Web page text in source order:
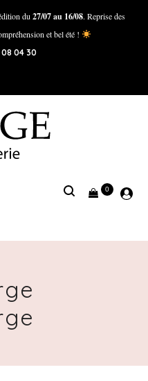
du27/07 au 16/08. Reprise des
et bel été !
08 04 30
0